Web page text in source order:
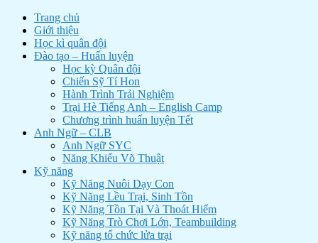
Trang chủ
Giới thiệu
Học kì quân đội
Đào tạo – Huấn luyện
Học kỳ Quân đội
Chiến Sỹ Tí Hon
Hành Trình Trải Nghiệm
Trại Hè Tiếng Anh – English Camp
Chương trình huấn luyện Tết
Anh Ngữ – CLB
Anh Ngữ SYC
Năng Khiếu Võ Thuật
Kỹ năng
Kỹ Năng Nuôi Dạy Con
Kỹ Năng Lều Trại, Sinh Tồn
Kỹ Năng Tồn Tại Và Thoát Hiểm
Kỹ Năng Trò Chơi Lớn, Teambuilding
Kỹ năng tổ chức lửa trại